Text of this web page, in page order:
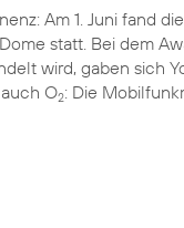
Am 1. Juni fand
statt. Bei dem
wird, gaben sich
O2: Die